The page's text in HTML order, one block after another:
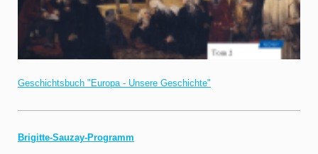
Geschichtsbuch "Europa - Unsere Geschichte"
Brigitte-Sauzay-Programm